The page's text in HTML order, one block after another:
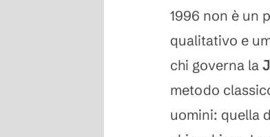
1996 non è un
qualitativo e
chi governa la
metodo
uomini: quella